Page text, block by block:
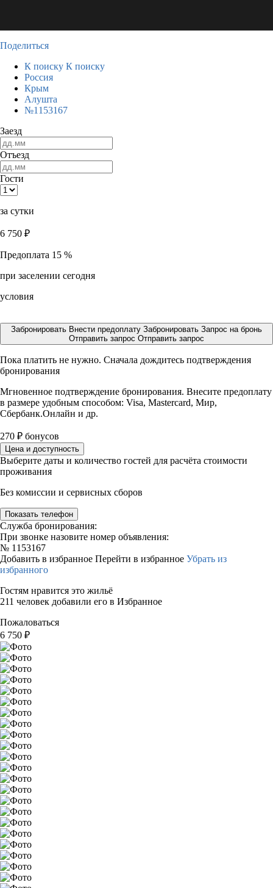
Поделиться
К поиску К поиску
Россия
Крым
Алушта
№1153167
Заезд
Отъезд
Гости
за сутки
6 750 ₽
Предоплата 15 %
при заселении сегодня
условия
Забронировать Внести предоплату Забронировать Запрос на бронь
Отправить запрос Отправить запрос
Пока платить не нужно. Сначала дождитесь подтверждения
бронирования
Мгновенное подтверждение бронирования. Внесите предоплату
в размере удобным способом: Visa, Mastercard, Мир,
Сбербанк.Онлайн и др.
270 ₽ бонусов
Цена и доступность
Выберите даты и количество гостей для расчёта стоимости
проживания
Без комиссии и сервисных сборов
Показать телефон
Служба бронирования:
При звонке назовите номер объявления:
№ 1153167
Добавить в избранное Перейти в избранное Убрать из
избранного
Гостям нравится это жильё
211 человек добавили его в Избранное
Пожаловаться
6 750 ₽